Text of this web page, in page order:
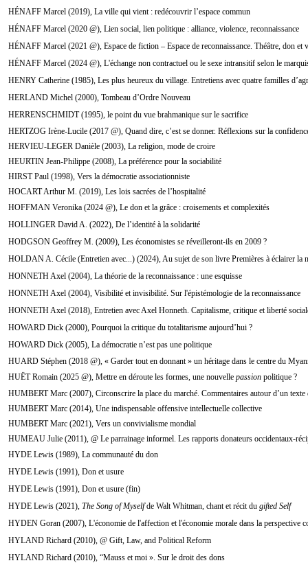
HÉNAFF Marcel (2019), La ville qui vient : redécouvrir l’espace commun
HÉNAFF Marcel (2020 @), Lien social, lien politique : alliance, violence, reconnaissance
HÉNAFF Marcel (2021 @), Espace de fiction – Espace de reconnaissance. Théâtre, don et
HÉNAFF Marcel (2024 @), L'échange non contractuel ou le sexe intransitif selon le
HENRY Catherine (1985), Les plus heureux du village. Entretiens avec quatre familles
HERLAND Michel (2000), Tombeau d’Ordre Nouveau
HERRENSCHMIDT (1995), le point du vue brahmanique sur le sacrifice
HERTZOG Irène-Lucile (2017 @), Quand dire, c’est se donner. Réflexions sur la
HERVIEU-LEGER Danièle (2003), La religion, mode de croire
HEURTIN Jean-Philippe (2008), La préférence pour la sociabilité
HIRST Paul (1998), Vers la démocratie associationniste
HOCART Arthur M. (2019), Les lois sacrées de l’hospitalité
HOFFMAN Veronika (2024 @), Le don et la grâce : croisements et complexités
HOLLINGER David A. (2022), De l’identité à la solidarité
HODGSON Geoffrey M. (2009), Les économistes se réveilleront-ils en 2009 ?
HOLDAN A. Cécile (Entretien avec...) (2024), Au sujet de son livre Premières à éclairer la
HONNETH Axel (2004), La théorie de la reconnaissance : une esquisse
HONNETH Axel (2004), Visibilité et invisibilité. Sur l'épistémologie de la reconnaissance
HONNETH Axel (2018), Entretien avec Axel Honneth. Capitalisme, critique et liberté
HOWARD Dick (2000), Pourquoi la critique du totalitarisme aujourd’hui ?
HOWARD Dick (2005), La démocratie n’est pas une politique
HUARD Stéphen (2018 @), « Garder tout en donnant » un héritage dans le centre du
HUËT Romain (2025 @), Mettre en déroute les formes, une nouvelle passion politique ?
HUMBERT Marc (2007), Circonscrire la place du marché. Commentaires autour d’un texte
HUMBERT Marc (2014), Une indispensable offensive intellectuelle collective
HUMBERT Marc (2021), Vers un convivialisme mondial
HUMEAU Julie (2011), @ Le parrainage informel. Les rapports donateurs occidentaux-
HYDE Lewis (1989), La communauté du don
HYDE Lewis (1991), Don et usure
HYDE Lewis (1991), Don et usure (fin)
HYDE Lewis (2021), The Song of Myselfde Walt Whitman, chant et récit du gifted Self
HYDEN Goran (2007), L'économie de l'affection et l'économie morale dans la perspective
HYLAND Richard (2010), @ Gift, Law, and Political Reform
HYLAND Richard (2010), “Mauss et moi ». Sur le droit des dons